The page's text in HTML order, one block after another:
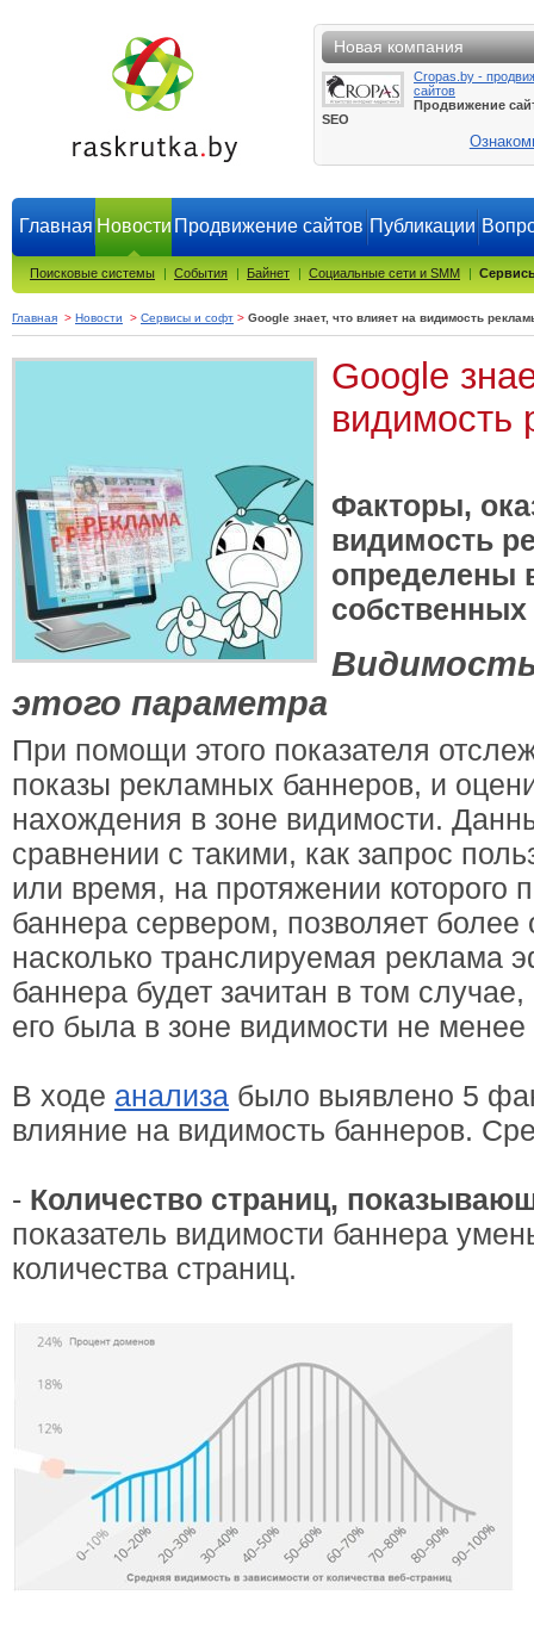
Новая компания
Cropas.by -
сайтов
Продвижение
SEO
Главная Новости Продвижение сайтов Публикации
Поисковые системы | События | Байнет | Социальные сети и SMM |
Главная > Новости > Сервисы и софт > Google знает, что влияет на видимость
Google
видимость
Факторы,
видимость
определены
этого параметра
При помощи этого показателя
показы рекламных баннеров, и
нахождения в зоне видимости.
сравнении с такими, как запрос
или время, на протяжении которого
баннера сервером, позволяет более
насколько транслируемая реклама
баннера будет зачитан в том
его была в зоне видимости не
В ходе анализа было выявлено 5
влияние на видимость баннеров.
- Количество страниц,
показатель видимости баннера
количества страниц.